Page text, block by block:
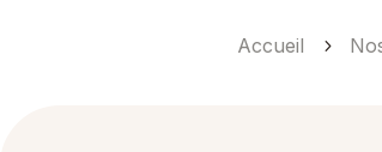
Accueil 5